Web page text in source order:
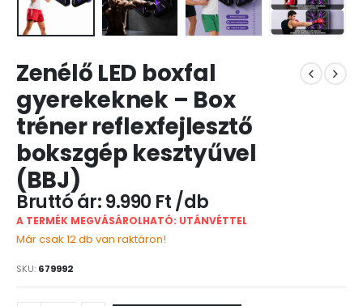
Zenélő LED boxfal
gyerekeknek – Box
tréner reflexfejlesztő
bokszgép kesztyűvel
(BBJ)
9.990 Ft
A TERMÉK MEGVÁSÁROLHATÓ: UTÁNVÉTTEL
Már csak 12 db van raktáron!
SKU: 679992